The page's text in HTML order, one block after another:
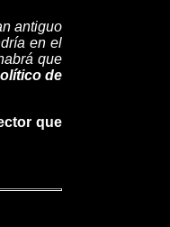
antiguo
en el
que
de
que